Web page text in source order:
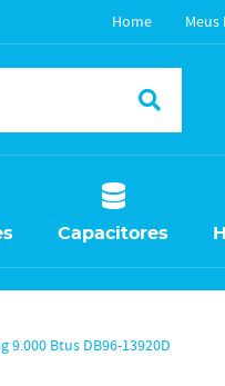
Home Meus
Capacitores
Btus DB96-13920D